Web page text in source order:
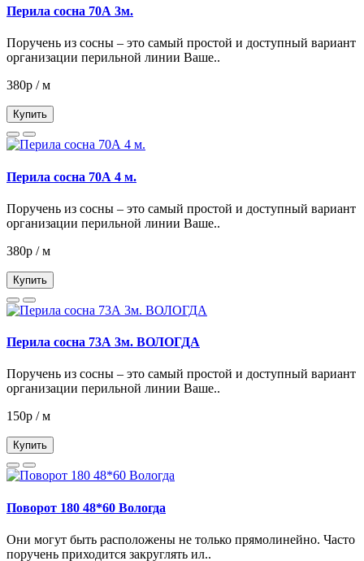
Перила сосна 70А 3м.
Поручень из сосны – это самый простой и доступный вариант
организации перильной линии Ваше..
380р / м
Купить
Перила сосна 70А 4 м.
Поручень из сосны – это самый простой и доступный вариант
организации перильной линии Ваше..
380р / м
Купить
Перила сосна 73А 3м. ВОЛОГДА
Поручень из сосны – это самый простой и доступный вариант
организации перильной линии Ваше..
150р / м
Купить
Поворот 180 48*60 Вологда
Они могут быть расположены не только прямолинейно. Часто
поручень приходится закруглять ил..